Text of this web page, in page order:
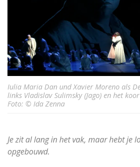
Iulia Maria Dan und Xavier Moreno als
links Vladislav Sulimsky (Jago) en het
Foto: © Ida Zenna
Je zit al lang in het vak, maar hebt je
opgebouwd.